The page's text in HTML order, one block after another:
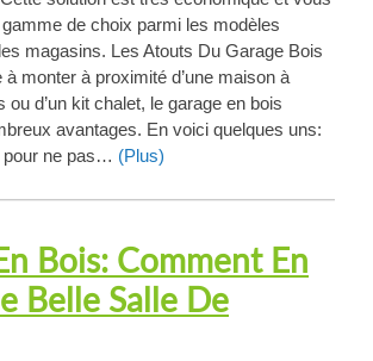
de choix parmi les modèles
magasins. Les Atouts Du Garage Bois
monter à proximité d’une maison à
ou d’un kit chalet, le garage en bois
avantages. En voici quelques uns:
pour ne pas… (Plus)
Bois: Comment En
Belle Salle De